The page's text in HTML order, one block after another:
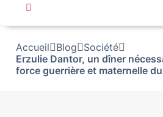
Accueil Blog
Société
Erzulie Dantor, un dîner
force guerrière et maternelle